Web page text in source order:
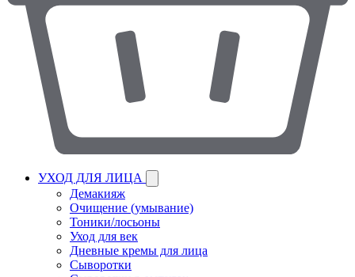
УХОД ДЛЯ ЛИЦА
Демакияж
Очищение (умывание)
Тоники/лосьоны
Уход для век
Дневные кремы для лица
Сыворотки